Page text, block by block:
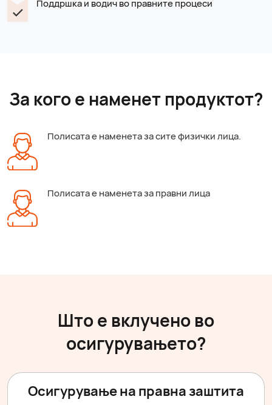
Поддршка и водич во правните процеси
За кого е наменет продуктот?
Полисата е наменета за сите физички лица.
Полисата е наменета за правни лица
Што е вклучено во
осигурувањето?
Осигурување на правна заштита